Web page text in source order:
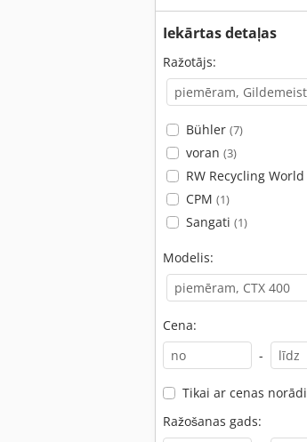
Iekārtas detaļas
Ražotājs:
Bühler (7)
voran (3)
RW Recycling World
CPM (1)
Sangati (1)
Modelis:
Cena:
-
Tikai ar cenas norādi
Ražošanas gads: